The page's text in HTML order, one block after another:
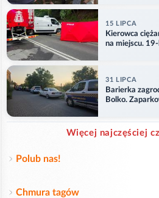
15 LIPCA
Kierowca
na miejscu.
31 LIPCA
Barierka
Bolko.
Więcej najczęściej
Polub nas!
Chmura tagów